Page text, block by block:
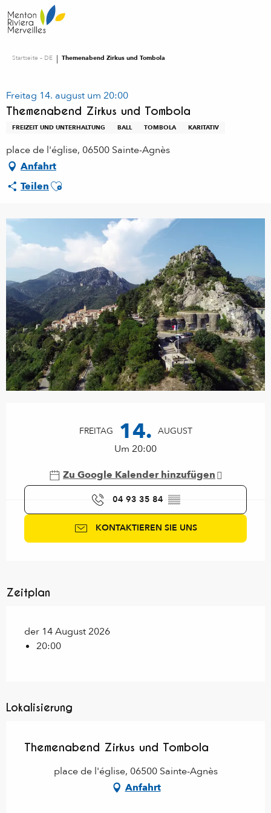
au
contenu
Startseite – DE Themenabend Zirkus und Tombola
Freitag 14. august um 20:00
Themenabend Zirkus und Tombola
FREIZEIT UND UNTERHALTUNG BALL TOMBOLA KARITATIV
place de l'église, 06500 Sainte-Agnès
Anfahrt
TeilenAjouter aux favoris
FREITAG 14. AUGUST
Um 20:00
Zu Google Kalender hinzufügen
04 93 35 84 ▒▒
KONTAKTIEREN SIE UNS
Zeitplan
der 14 August 2026
20:00
Lokalisierung
Themenabend Zirkus und Tombola
place de l'église, 06500 Sainte-Agnès
Anfahrt